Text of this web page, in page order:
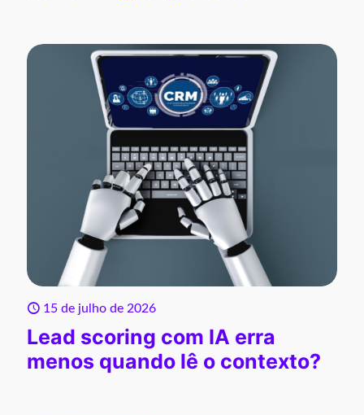
15 de julho de 2026
Lead scoring com IA erra
menos quando lê o contexto?